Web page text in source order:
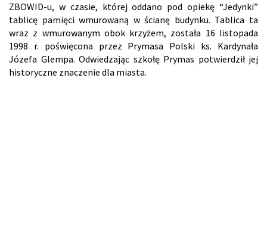
ZBOWID-u, w czasie, której oddano pod opiekę “Jedynki”
tablicę pamięci wmurowaną w ścianę budynku. Tablica ta
wraz z wmurowanym obok krzyżem, została 16 listopada
1998 r. poświęcona przez Prymasa Polski ks. Kardynała
Józefa Glempa. Odwiedzając szkołę Prymas potwierdził jej
historyczne znaczenie dla miasta.